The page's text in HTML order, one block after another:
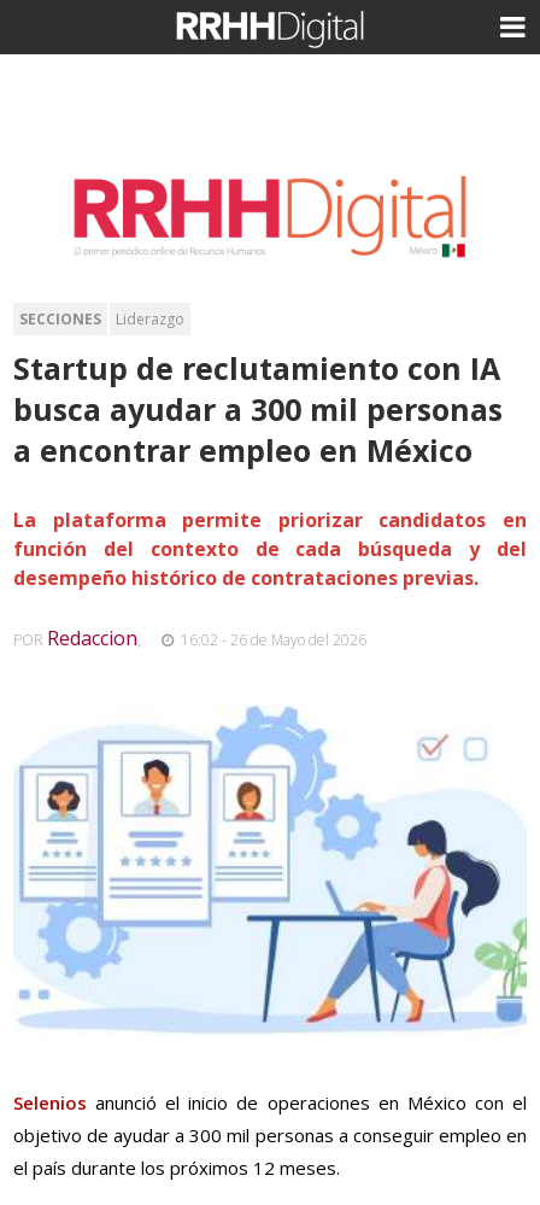
SECCIONES Liderazgo
Startup de reclutamiento con IA
busca ayudar a 300 mil personas
a encontrar empleo en México
La plataforma permite priorizar candidatos en
función del contexto de cada búsqueda y del
desempeño histórico de contrataciones previas.
POR Redaccion, 16:02 - 26 de Mayo del 2026
Selenios anunció el inicio de operaciones en México con el
objetivo de ayudar a 300 mil personas a conseguir empleo en
el país durante los próximos 12 meses.